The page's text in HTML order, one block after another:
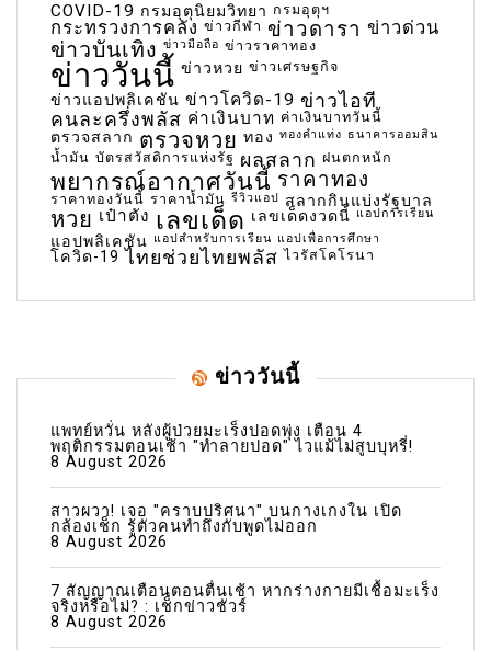
COVID-19 กรมอุตุนิยมวิทยา กรมอุตุฯ
กระทรวงการคลัง ข่าวกีฬา ข่าวดารา ข่าวด่วน
ข่าวบันเทิง ข่าวมือถือ ข่าวราคาทอง
ข่าววันนี้ ข่าวหวย ข่าวเศรษฐกิจ
ข่าวแอปพลิเคชัน ข่าวโควิด-19 ข่าวไอที
คนละครึ่งพลัส ค่าเงินบาท ค่าเงินบาทวันนี้
ตรวจสลาก ตรวจหวย ทอง ทองคำแท่ง ธนาคารออมสิน
น้ำมัน บัตรสวัสดิการแห่งรัฐ ผลสลาก ฝนตกหนัก
พยากรณ์อากาศวันนี้ ราคาทอง
ราคาทองวันนี้ ราคาน้ำมัน รีวิวแอป สลากกินแบ่งรัฐบาล
หวย เป๋าตัง เลขเด็ด เลขเด็ดงวดนี้ แอปการเรียน
แอปพลิเคชัน แอปสำหรับการเรียน แอปเพื่อการศึกษา
โควิด-19 ไทยช่วยไทยพลัส ไวรัสโคโรนา
ข่าววันนี้
แพทย์หวั่น หลังผู้ป่วยมะเร็งปอดพุ่ง เตือน 4
พฤติกรรมตอนเช้า "ทำลายปอด" ไวแม้ไม่สูบบุหรี่!
8 August 2026
สาวผวา! เจอ "คราบปริศนา" บนกางเกงใน เปิด
กล้องเช็ก รู้ตัวคนทำถึงกับพูดไม่ออก
8 August 2026
7 สัญญาณเตือนตอนตื่นเช้า หากร่างกายมีเชื้อมะเร็ง
จริงหรือไม่? : เช็กข่าวชัวร์
8 August 2026